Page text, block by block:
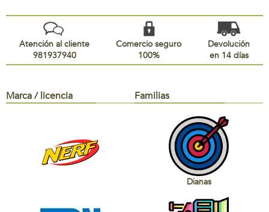
Atención al cliente
981937940
Comercio seguro
100%
Devolución
en 14 días
Marca / licencia Familias
Dianas